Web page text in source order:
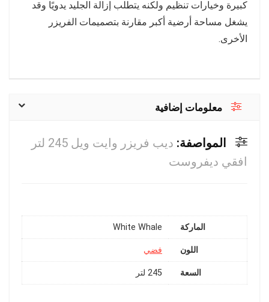
كبيرة وخيارات تنظيم ولكنه يتطلب إزالة الجليد يدويًا وقد
يشغل مساحة أرضية أكبر مقارنة بتصميمات الفريزر
الأخرى.
معلومات إضافية
المواصفة:
ديب فريزر وايت ويل 245 لتر
افقي ديفروست
الماركة White Whale
اللون فضي
السعة 245 لتر